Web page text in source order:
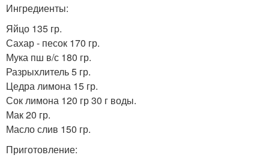
Ингредиенты:
Яйцо 135 гр.
Сахар - песок 170 гр.
Мука пш в/с 180 гр.
Разрыхлитель 5 гр.
Цедра лимона 15 гр.
Сок лимона 120 гр 30 г воды.
Мак 20 гр.
Масло слив 150 гр.
Приготовление: